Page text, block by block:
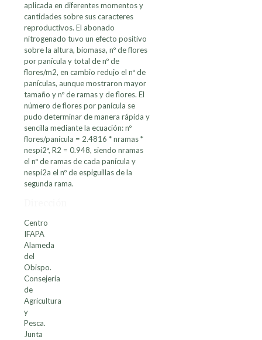
aplicada en diferentes momentos y
cantidades sobre sus caracteres
reproductivos. El abonado
nitrogenado tuvo un efecto positivo
sobre la altura, biomasa, nº de flores
por panícula y total de nº de
flores/m2, en cambio redujo el nº de
panículas, aunque mostraron mayor
tamaño y nº de ramas y de flores. El
número de flores por panícula se
pudo determinar de manera rápida y
sencilla mediante la ecuación: nº
flores/panícula = 2.4816 * nramas *
nespi2ª, R2 = 0.948, siendo nramas
el nº de ramas de cada panícula y
nespi2a el nº de espiguillas de la
segunda rama.
Centro
IFAPA
Alameda
del
Obispo.
Consejería
de
Agricultura
y
Pesca.
Junta